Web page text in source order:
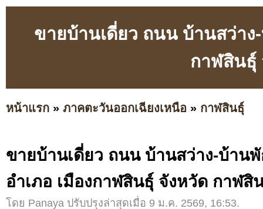
ขายบ้านเดี่ยว ถนน บ้านสว่าง
กาฬสินธุ์
หน้าแรก » ภาคตะวันออกเฉียงเหนือ » กาฬสินธุ์
ขายบ้านเดี่ยว ถนน บ้านสว่าง-บ้าน
อำเภอ เมืองกาฬสินธุ์ จังหวัด กาฬสิ
โดย Panaya ปรับปรุงล่าสุดเมื่อ 9 ม.ค. 2569, 16:53.